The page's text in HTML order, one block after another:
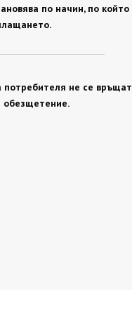
по начин, по който
потребителя не се връщат
обезщетение.